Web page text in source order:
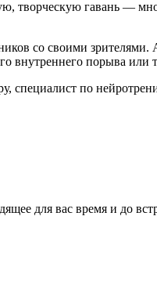
творческую гавань —
со своими
внутреннего порыва или
по
для вас время и до